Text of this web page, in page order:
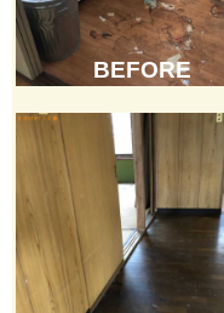
BEFORE